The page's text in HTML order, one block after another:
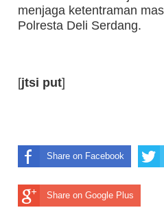
menjaga ketentraman
Polresta Deli Serdang.
[jtsi put]
Share on Facebook
Share on Google Plus